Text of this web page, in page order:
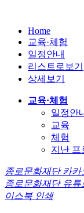
Home
교육·체험
일정안내
리스트로보기
상세보기
교육·체험
일정안
교육
체험
지난 프
종로문화재단 카
종로문화재단 유튜
이스북 인쇄